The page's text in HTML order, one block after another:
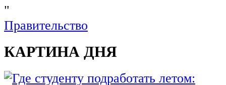
"
Правительство
КАРТИНА ДНЯ